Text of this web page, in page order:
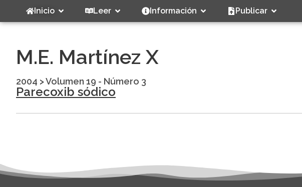
Inicio Leer Información Publicar
M.E. Martínez X
2004 >Volumen 19 - Número 3
Parecoxib sódico